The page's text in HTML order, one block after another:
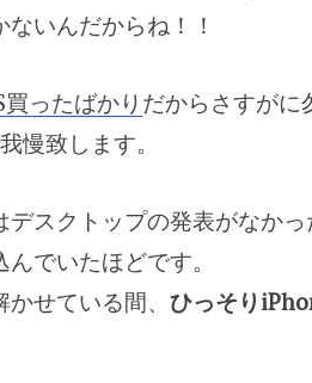
いんだからね！！
ったばかりだからさすがに
慢致します。
デスクトップの発表がなか
でいたほどです。
せている間、 ひっそり